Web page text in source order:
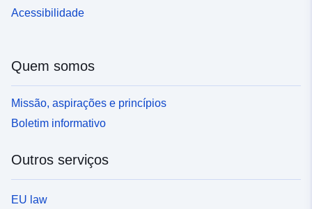
Acessibilidade
Quem somos
Missão, aspirações e princípios
Boletim informativo
Outros serviços
EU law